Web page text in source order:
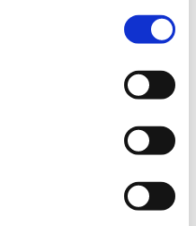
and [D]lightning